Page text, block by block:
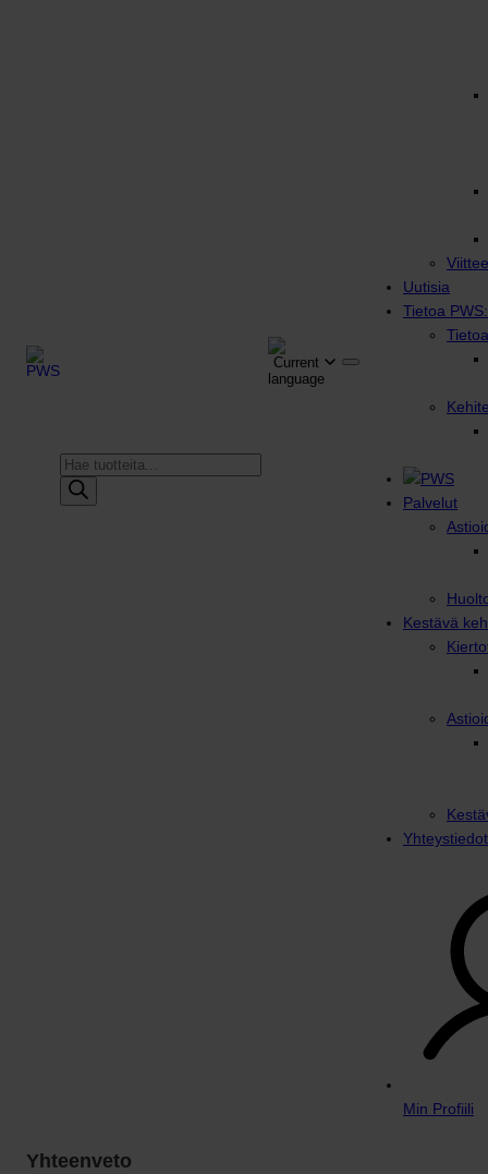
Products
search
Uutisia
Tietoa
Palvelut
Kestävä
Yhteystiedot
Min Profiili
Yhteenveto